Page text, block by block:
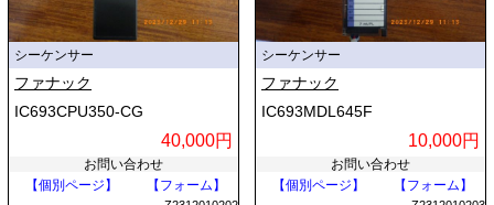
シーケンサー
ファナック
IC693CPU350-CG
40,000円
お問い合わせ
【個別ページ】
【フォーム】
シーケンサー
ファナック
IC693MDL645F
10,000円
お問い合わせ
【個別ページ】
【フォーム】